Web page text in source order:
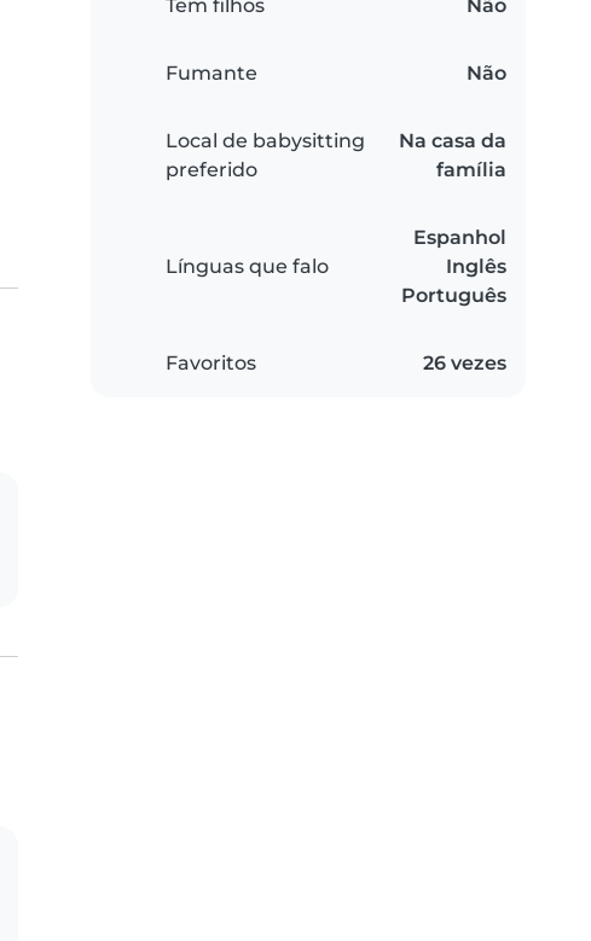
Tem filhos Não
Fumante Não
Local de babysitting
preferido
Na casa da
família
Línguas que falo
Espanhol
Inglês
Português
Favoritos 26 vezes